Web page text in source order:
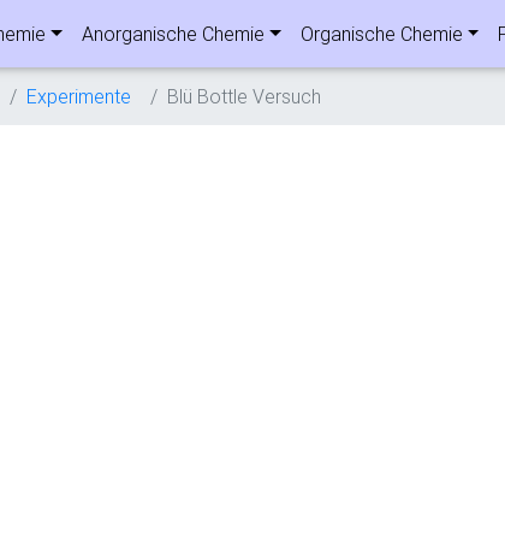
Anorganische Chemie Organische Chemie
Experimente Blü Bottle Versuch